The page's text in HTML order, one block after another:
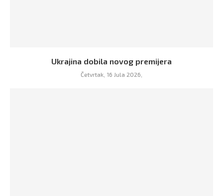
Ukrajina dobila novog premijera
Četvrtak, 16 Jula 2026,